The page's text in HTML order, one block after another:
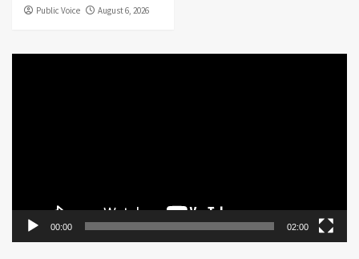
Public Voice August 6, 2026
00:00 02:00